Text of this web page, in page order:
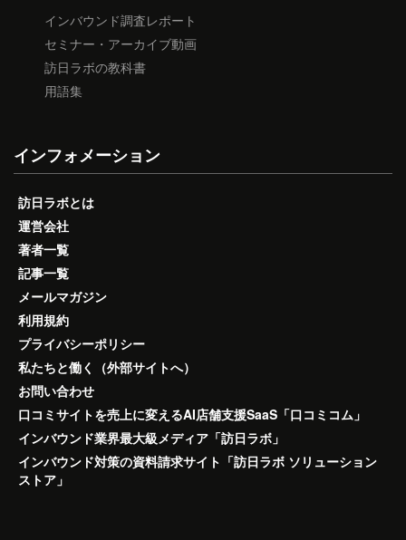
インバウンド調査レポート
セミナー・アーカイブ動画
訪日ラボの教科書
用語集
インフォメーション
訪日ラボとは
運営会社
著者一覧
記事一覧
メールマガジン
利用規約
プライバシーポリシー
私たちと働く（外部サイトへ）
お問い合わせ
口コミサイトを売上に変えるAI店舗支援SaaS「口コミコム」
インバウンド業界最大級メディア「訪日ラボ」
インバウンド対策の資料請求サイト「訪日ラボ ソリューション
ストア」